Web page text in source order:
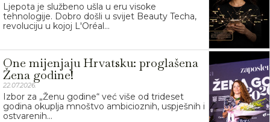
Ljepota je službeno ušla u eru visoke
tehnologije. Dobro došli u svijet Beauty Techa,
revoluciju u kojoj L'Oréal...
One mijenjaju Hrvatsku: proglašena
Žena godine!
22.07.2026.
Izbor za „Ženu godine“ već više od trideset
godina okuplja mnoštvo ambicioznih, uspješnih i
ostvarenih...